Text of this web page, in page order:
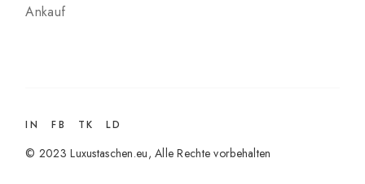
Ankauf
IN FB TK LD
© 2023Luxustaschen.eu, Alle Rechte vorbehalten